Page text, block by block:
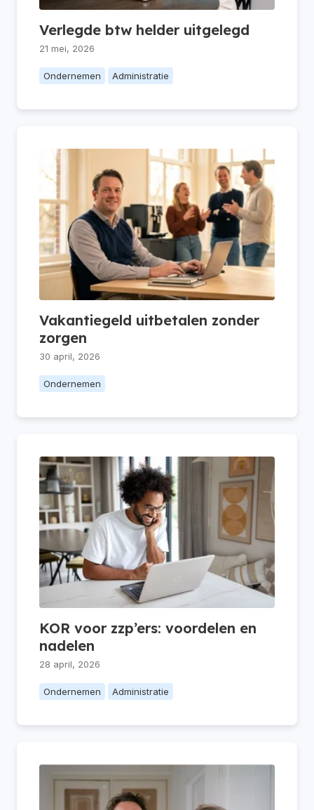
Verlegde btw helder uitgelegd
21 mei, 2026
Ondernemen Administratie
Vakantiegeld uitbetalen zonder
zorgen
30 april, 2026
Ondernemen
KOR voor zzp’ers: voordelen en
nadelen
28 april, 2026
Ondernemen Administratie